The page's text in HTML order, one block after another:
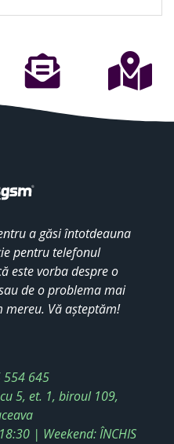
a găsi întotdeauna
pentru telefonul
este vorba despre o
de o problema mai
mereu. Vă așteptăm!
554 645
5, et. 1, biroul 109,
| Weekend: ÎNCHIS